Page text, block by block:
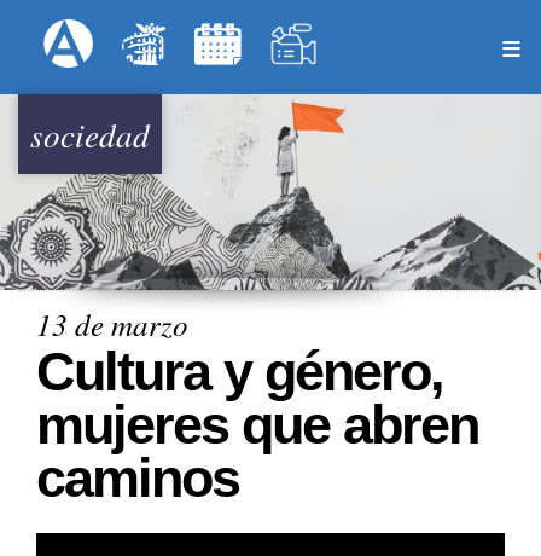
al
principal
Menú Superior
sociedad
13 de marzo
Cultura y género,
mujeres que abren
caminos